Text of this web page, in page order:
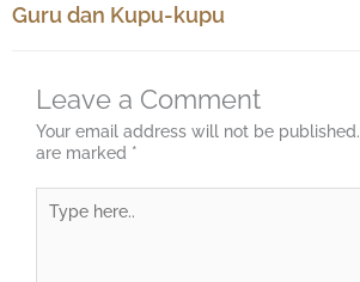
Guru dan Kupu-kupu
Leave a Comment
Your email address will not be published.
are marked *
here..